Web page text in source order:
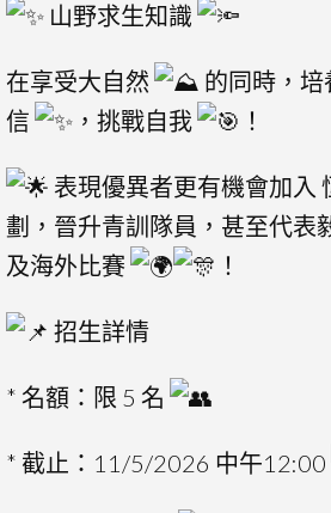
山野求生知識
在享受大自然 的同時，培
信
，挑戰自我 ！
表現優異者更有機會加入
劃，晉升青訓隊員，甚至代表
及海外比賽
！
招生詳情
* 名額：限 5 名
* 截止：11/5/2026 中午12:00